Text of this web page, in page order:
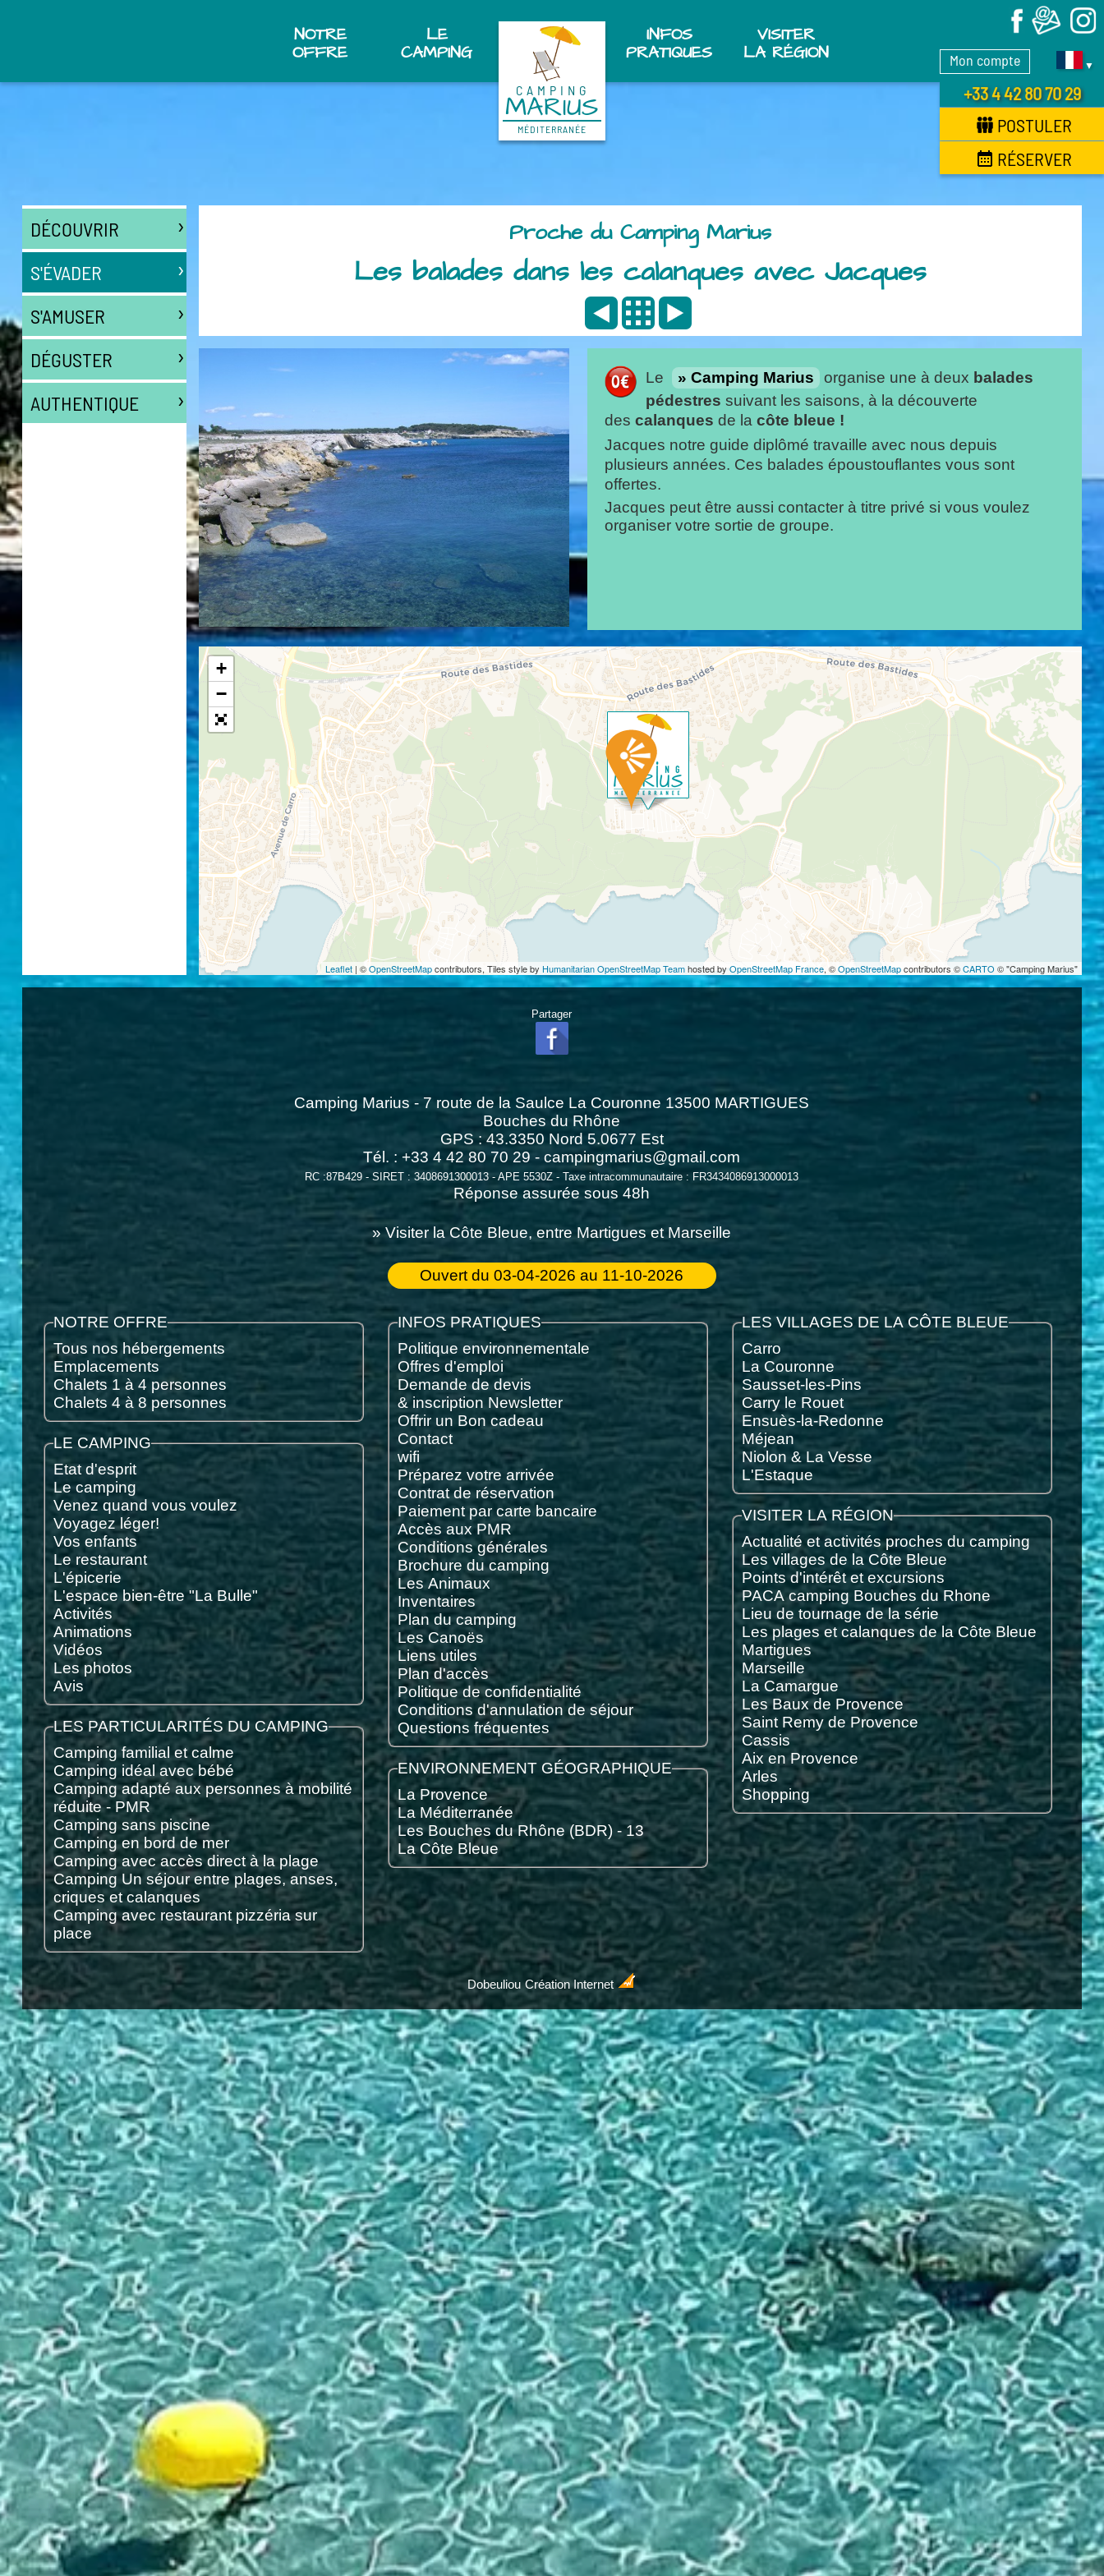
NOTRE
OFFRE
LE
CAMPING
INFOS
PRATIQUES
VISITER
LA RÉGION
CAMPING
MARIUS
MÉDITERRANÉE
Mon compte ▼
+33 4 42 80 70 29
POSTULER
RÉSERVER
X
DÉCOUVRIR ›
S'ÉVADER ›
S'AMUSER ›
DÉGUSTER ›
AUTHENTIQUE ›
Proche du Camping Marius
Les balades dans les calanques avec Jacques
Le Camping Marius organise une à deux balades
pédestres suivant les saisons, à la découverte
descalanques de lacôte bleue !
Jacques notre guide diplômé travaille avec nous depuis
plusieurs années. Ces balades époustouflantes vous sont
offertes.
Jacques peut être aussi contacter à titre privé si vous voulez
organiser votre sortie de groupe.
+
−
Leaflet | ©OpenStreetMapcontributors, Tiles style by Humanitarian OpenStreetMap Teamhosted byOpenStreetMap France, ©OpenStreetMapcontributors ©CARTO © "Camping Marius"
Partager
Camping Marius - 7 route de la Saulce La Couronne 13500 MARTIGUES
Bouches du Rhône
GPS :43.3350 Nord 5.0677 Est
Tél. : +33 4 42 80 70 29 -campingmarius@gmail.com
RC :87B429 - SIRET : 3408691300013 - APE 5530Z - Taxe intracommunautaire : FR3434086913000013
Réponse assurée sous 48h
» Visiter la Côte Bleue, entre Martigues et Marseille
Ouvert du 03-04-2026 au 11-10-2026
NOTRE OFFRE
Tous nos hébergements
Emplacements
Chalets 1 à 4 personnes
Chalets 4 à 8 personnes
LE CAMPING
Etat d'esprit
Le camping
Venez quand vous voulez
Voyagez léger!
Vos enfants
Le restaurant
L'épicerie
L'espace bien-être "La Bulle"
Activités
Animations
Vidéos
Les photos
Avis
LES PARTICULARITÉS DU CAMPING
Camping familial et calme
Camping idéal avec bébé
Camping adapté aux personnes à mobilité
réduite - PMR
Camping sans piscine
Camping en bord de mer
Camping avec accès direct à la plage
Camping Un séjour entre plages, anses,
criques et calanques
Camping avec restaurant pizzéria sur
place
INFOS PRATIQUES
Politique environnementale
Offres d'emploi
Demande de devis
& inscription Newsletter
Offrir un Bon cadeau
Contact
wifi
Préparez votre arrivée
Contrat de réservation
Paiement par carte bancaire
Accès aux PMR
Conditions générales
Brochure du camping
Les Animaux
Inventaires
Plan du camping
Les Canoës
Liens utiles
Plan d'accès
Politique de confidentialité
Conditions d'annulation de séjour
Questions fréquentes
ENVIRONNEMENT GÉOGRAPHIQUE
La Provence
La Méditerranée
Les Bouches du Rhône (BDR) - 13
La Côte Bleue
LES VILLAGES DE LA CÔTE BLEUE
Carro
La Couronne
Sausset-les-Pins
Carry le Rouet
Ensuès-la-Redonne
Méjean
Niolon & La Vesse
L'Estaque
VISITER LA RÉGION
Actualité et activités proches du camping
Les villages de la Côte Bleue
Points d'intérêt et excursions
PACA camping Bouches du Rhone
Lieu de tournage de la série
Les plages et calanques de la Côte Bleue
Martigues
Marseille
La Camargue
Les Baux de Provence
Saint Remy de Provence
Cassis
Aix en Provence
Arles
Shopping
Dobeuliou Création Internet